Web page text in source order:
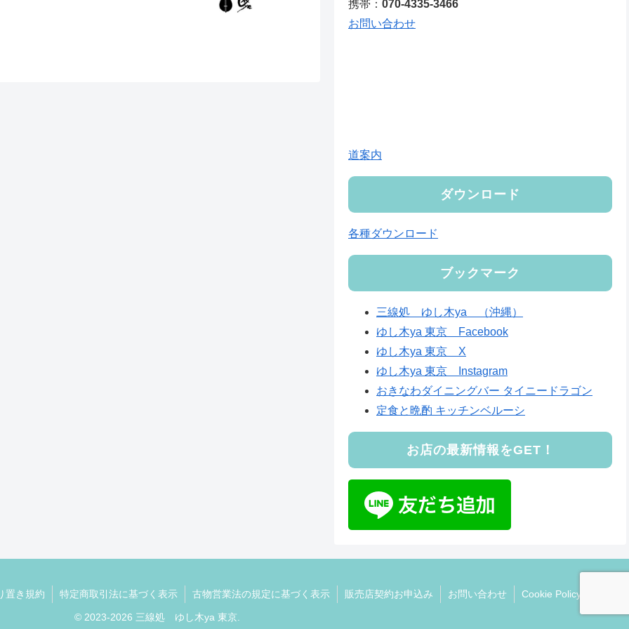
携帯： 070-4335-3466
お問い合わせ
道案内
ダウンロード
各種ダウンロード
ブックマーク
三線処 ゆし木ya （沖縄）
ゆし木ya 東京 Facebook
ゆし木ya 東京 X
ゆし木ya 東京 Instagram
おきなわダイニングバー タイニードラゴン
定食と晩酌 キッチンベルーシ
お店の最新情報をGET！
置き規約 特定商取引法に基づく表示 古物営業法の規定に基づく表示 販売店契約お申込み お問い合わせ Cookie Policy (EU)
© 2023-2026 三線処 ゆし木ya 東京.